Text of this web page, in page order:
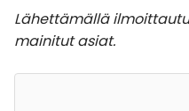
Lähettämällä
mainitut asiat.